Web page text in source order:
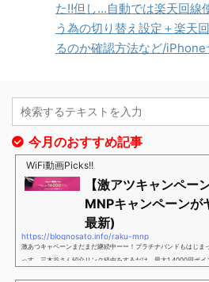
た‼但し…自動では楽天回線
う為の切り替え設定＋楽天
るのか確認方法など/
今月のおすすめ記事
WiFi動画Picks!!
【激アツキャンペー
MNPキャンペーン
最新)
https://blognosato.info/raku-mnp
激あつキャペーンまだまだ継続中ーー！プラチナバンドもはじま
っす。三木谷さん紹介リンク経由をするだけ。最大1,4000円ポ